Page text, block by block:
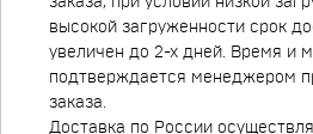
высокой загруженности срок
увеличен до 2-х дней. Время и
подтверждается менеджером
заказа.
Доставка по России